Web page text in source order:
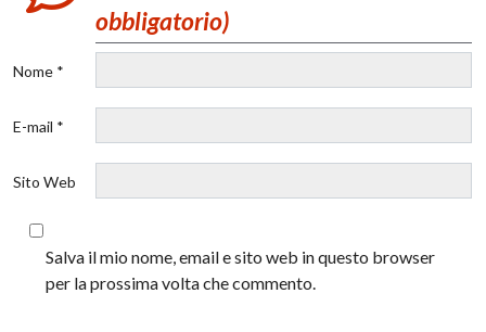
obbligatorio)
Nome *
E-mail *
Sito Web
Salva il mio nome, email e sito web in questo browser
per la prossima volta che commento.